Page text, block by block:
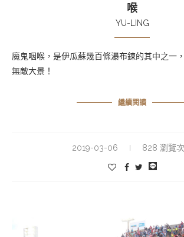
喉
YU-LING
魔鬼咽喉，是伊瓜蘇幾百條瀑布鍊的其中之一
無敵大景！
繼續閱讀
2019-03-06 828 瀏覽